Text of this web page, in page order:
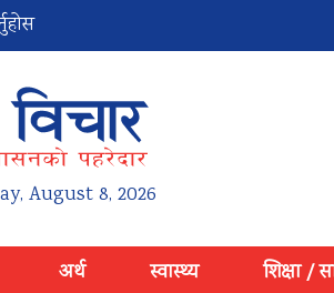
August 8, 2026
अर्थ स्वास्थ्य शिक्षा /